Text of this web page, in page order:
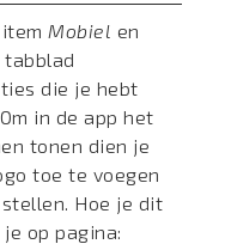
Mobiel en
tabblad
die je hebt
in de app het
tonen dien je
toe te voegen
Hoe je dit
op pagina: